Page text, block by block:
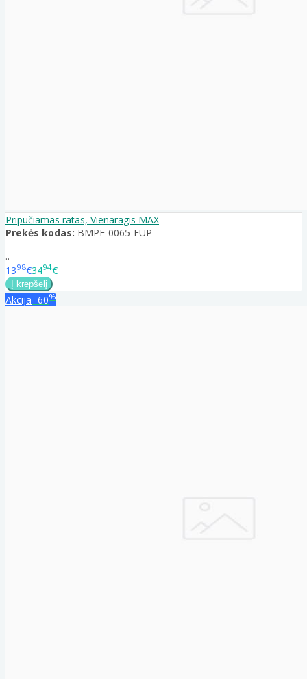
Pripučiamas ratas, Vienaragis MAX
Prekės kodas: BMPF-0065-EUP
..
1398€3494€
Akcija -60%